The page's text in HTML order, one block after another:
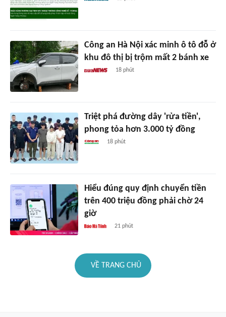
Công an Hà Nội xác minh ô tô đỗ ở
khu đô thị bị trộm mất 2 bánh xe
18 phút
Triệt phá đường dây 'rửa tiền',
phong tỏa hơn 3.000 tỷ đồng
18 phút
Hiểu đúng quy định chuyển tiền
trên 400 triệu đồng phải chờ 24
giờ
21 phút
VỀ TRANG CHỦ